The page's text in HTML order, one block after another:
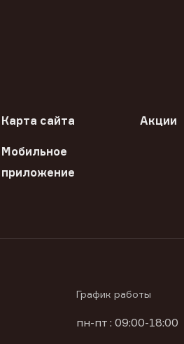
Карта сайта Акции
Мобильное
приложение
График работы
пн-пт : 09:00-18:00